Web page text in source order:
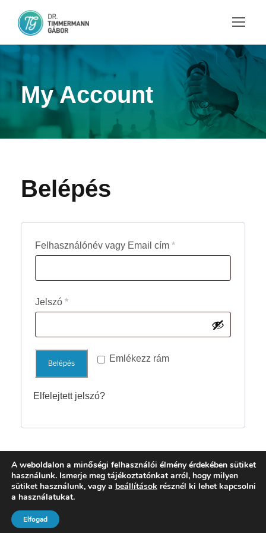
My Account
Belépés
Felhasználónév vagy Email cím *K
t
e
Jelszó *K
t
e
l
e
Emlékezz rám
Belépés
Elfelejtett jelszó?
COPYRIGHT 2021 DR. TIMMERMANN
GÁBOR, ALL RIGHT RESERVED
A weboldalon a minőségi felhasználói élmény érdekében sütiket
használunk. Ismerje meg tájékoztatónkat arról, hogy milyen
sütiket használunk, vagy a beállítások résznél ki lehet kapcsolni
a használatukat.
Elfogad